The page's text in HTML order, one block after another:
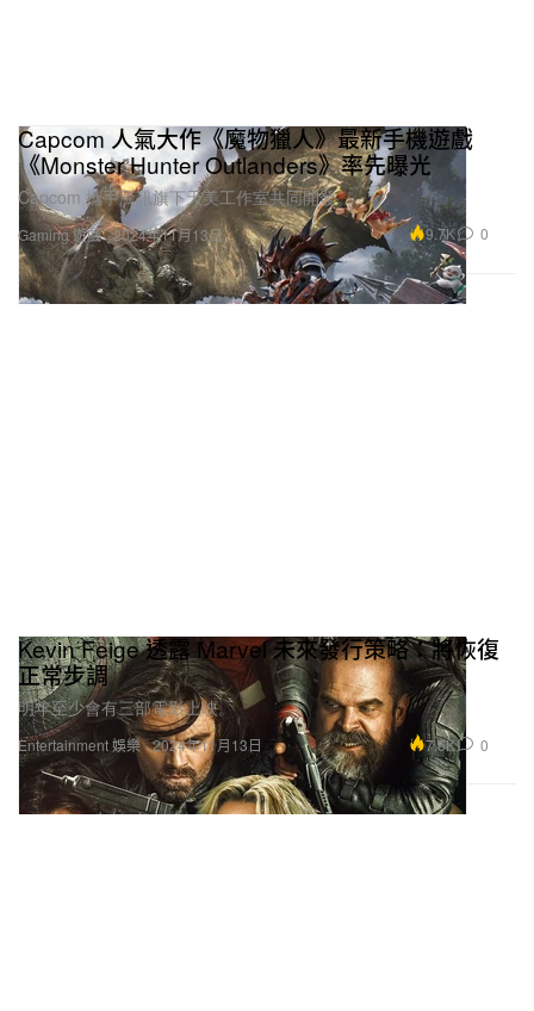
Gaming 遊戲
Capcom 人氣大作《魔物獵人》最新手機遊戲
《Monster Hunter Outlanders》率先曝光
Capcom 攜手騰訊旗下天美工作室共同開發。
2024年11月13日 9.7K 0
Entertainment 娛樂
Kevin Feige 透露 Marvel 未來發行策略：將恢復
正常步調
明年至少會有三部電影上映。
2024年11月13日 7.6K 0